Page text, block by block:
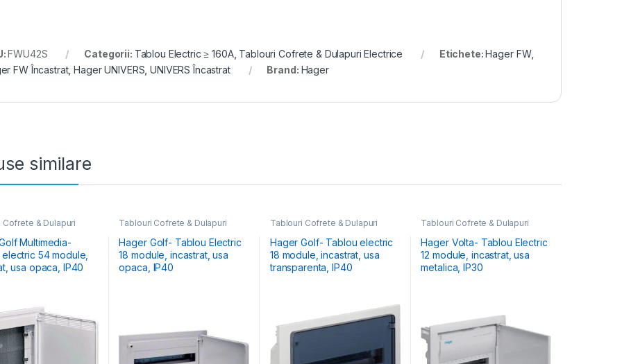
FWU42S Categorii: Tablou Electric ≥ 160A, Tablouri Cofrete & Dulapuri Electrice Etichete:Hager FW,
FW Încastrat,Hager UNIVERS,UNIVERS Încastrat Brand: Hager
similare
Cofrete & Dulapuri
Tablouri Electrice
Multimedia
Multimedia-
54 module,
usa opaca, IP40
Tablouri Cofrete & Dulapuri
Tablouri Electrice
Rezidențiale Încastrate
Hager Golf- Tablou Electric
18 module, incastrat, usa
opaca, IP40
Tablouri Cofrete & Dulapuri
Tablouri Electrice
Rezidențiale Încastrate
Hager Golf- Tablou electric
18 module, incastrat, usa
transparenta, IP40
Tablouri Cofrete & Dulapuri
Tablouri Electrice
Rezidențiale Încastrate
Hager Volta- Tablou Electric
12 module, incastrat, usa
metalica, IP30